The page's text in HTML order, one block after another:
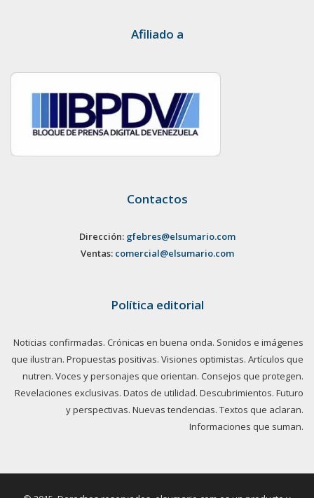
Afiliado a
Contactos
Dirección: gfebres@elsumario.com
Ventas: comercial@elsumario.com
Política editorial
Noticias confirmadas. Crónicas en buena onda. Sonidos e imágenes
que ilustran. Propuestas positivas. Visiones optimistas. Artículos que
nutren. Voces y personajes que orientan. Consejos que protegen.
Revelaciones exclusivas. Datos de utilidad. Descubrimientos. Futuro
y perspectivas. Nuevas tendencias. Textos que aclaran.
Informaciones que suman.